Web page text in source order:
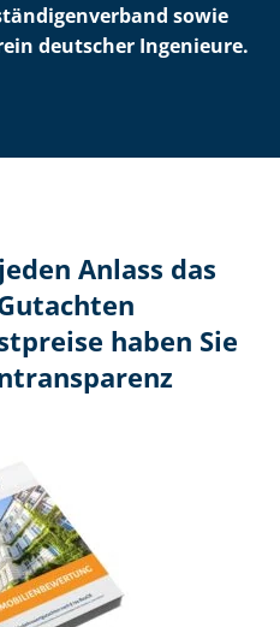
sowie
deutscher Ingenieure.
Anlass das
haben Sie